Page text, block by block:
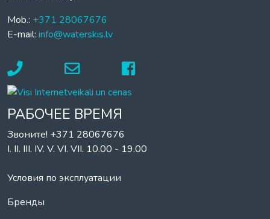
Mob.: +371 28067676
E-mail: info@waterskis.lv
РАБОЧЕЕ ВРЕМЯ
Звоните! +371 28067676
I. II. III. IV. V. VI. VII. 10.00 - 19.00
Условия по эксплуатации
Бренды